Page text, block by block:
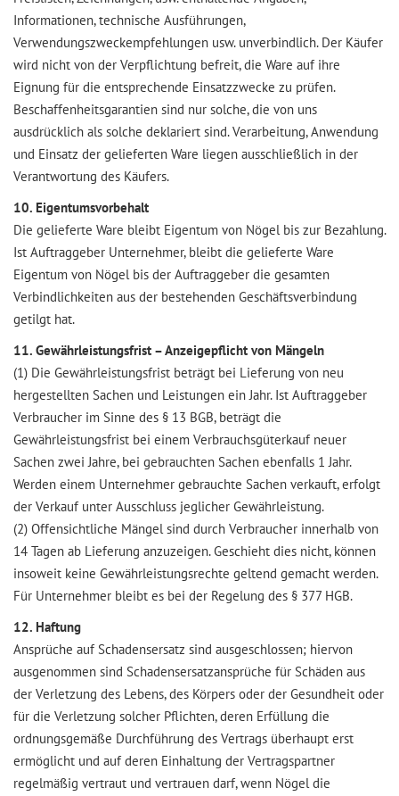
Informationen, technische Ausführungen,
Verwendungszweckempfehlungen usw. unverbindlich. Der Käufer
wird nicht von der Verpflichtung befreit, die Ware auf ihre
Eignung für die entsprechende Einsatzzwecke zu prüfen.
Beschaffenheitsgarantien sind nur solche, die von uns
ausdrücklich als solche deklariert sind. Verarbeitung, Anwendung
und Einsatz der gelieferten Ware liegen ausschließlich in der
Verantwortung des Käufers.
10. Eigentumsvorbehalt
Die gelieferte Ware bleibt Eigentum von Nögel bis zur Bezahlung.
Ist Auftraggeber Unternehmer, bleibt die gelieferte Ware
Eigentum von Nögel bis der Auftraggeber die gesamten
Verbindlichkeiten aus der bestehenden Geschäftsverbindung
getilgt hat.
11. Gewährleistungsfrist – Anzeigepflicht von Mängeln
(1) Die Gewährleistungsfrist beträgt bei Lieferung von neu
hergestellten Sachen und Leistungen ein Jahr. Ist Auftraggeber
Verbraucher im Sinne des § 13 BGB, beträgt die
Gewährleistungsfrist bei einem Verbrauchsgüterkauf neuer
Sachen zwei Jahre, bei gebrauchten Sachen ebenfalls 1 Jahr.
Werden einem Unternehmer gebrauchte Sachen verkauft, erfolgt
der Verkauf unter Ausschluss jeglicher Gewährleistung.
(2) Offensichtliche Mängel sind durch Verbraucher innerhalb von
14 Tagen ab Lieferung anzuzeigen. Geschieht dies nicht, können
insoweit keine Gewährleistungsrechte geltend gemacht werden.
Für Unternehmer bleibt es bei der Regelung des § 377 HGB.
12. Haftung
Ansprüche auf Schadensersatz sind ausgeschlossen; hiervon
ausgenommen sind Schadensersatzansprüche für Schäden aus
der Verletzung des Lebens, des Körpers oder der Gesundheit oder
für die Verletzung solcher Pflichten, deren Erfüllung die
ordnungsgemäße Durchführung des Vertrags überhaupt erst
ermöglicht und auf deren Einhaltung der Vertragspartner
regelmäßig vertraut und vertrauen darf, wenn Nögel die